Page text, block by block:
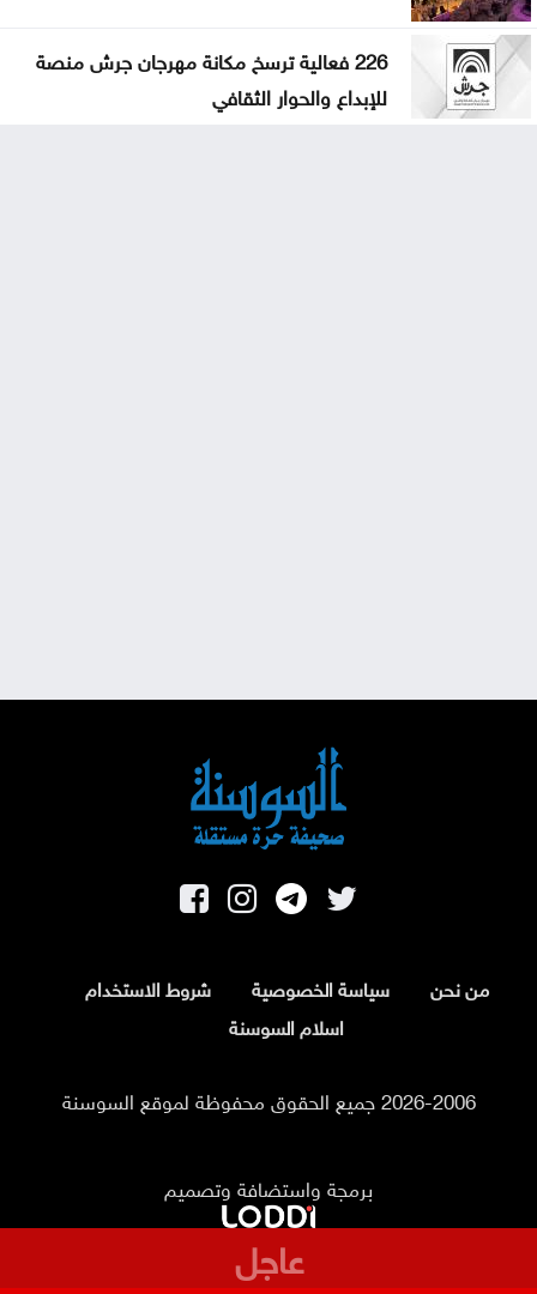
226 فعالية ترسخ مكانة مهرجان جرش منصة
للإبداع والحوار الثقافي
من نحن سياسة الخصوصية
شروط الاستخدام
اسلام السوسنة
2026-2006 جميع الحقوق محفوظة لموقع السوسنة
برمجة واستضافة وتصميم
عاجل